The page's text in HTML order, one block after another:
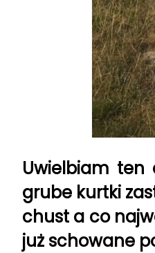
Uwielbiam ten
grube kurtki
chust a co
już schowane